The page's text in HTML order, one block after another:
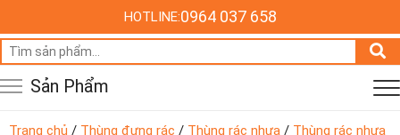
HOTLINE:0964 037 658
Tìm
kiếm:
Sản Phẩm
Trang chủ / Thùng đựng rác / Thùng rác nhựa / Thùng rác nhựa